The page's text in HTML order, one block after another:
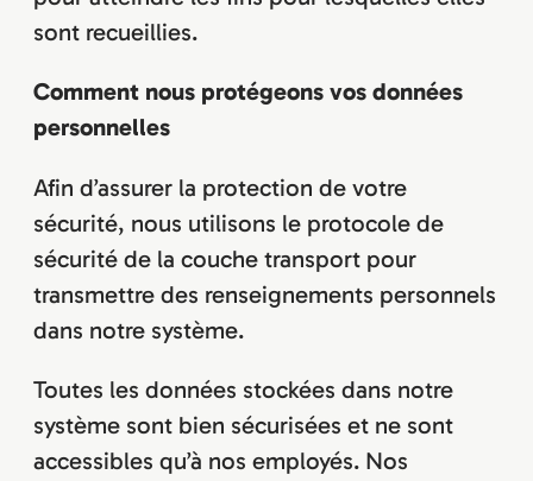
sont recueillies.
Comment nous protégeons vos données
personnelles
Afin d’assurer la protection de votre
sécurité, nous utilisons le protocole de
sécurité de la couche transport pour
transmettre des renseignements personnels
dans notre système.
Toutes les données stockées dans notre
système sont bien sécurisées et ne sont
accessibles qu’à nos employés. Nos